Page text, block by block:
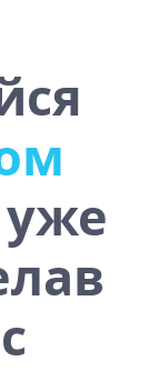
м
уже